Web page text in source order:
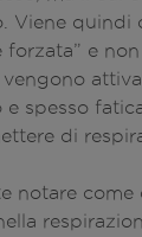
Viene quindi
forzata” e
spesso
di
notare